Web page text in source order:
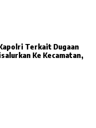
Terkait Dugaan
Ke Kecamatan,